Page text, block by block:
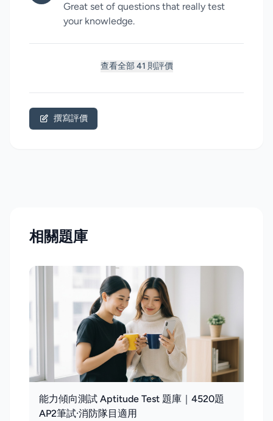
Great set of questions that really test
your knowledge.
查看全部 41 則評價
撰寫評價
相關題庫
能力傾向測試 Aptitude Test 題庫｜4520題
AP2筆試·消防隊目適用